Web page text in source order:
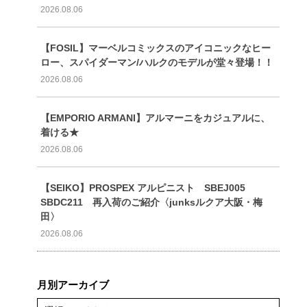
2026.08.06
【FOSIL】マーベルコミックスのアイコニックなヒー
ロー、スパイダーマン/ハルクのモデルが堂々登場！！
2026.08.06
【EMPORIO ARMANI】アルマーニをカジュアルに、
着ける★
2026.08.06
【SEIKO】PROSPEX アルピニスト SBEJ005
SBDC211 再入荷のご紹介〈junksルクア大阪・梅
田〉
2026.08.06
月別アーカイブ